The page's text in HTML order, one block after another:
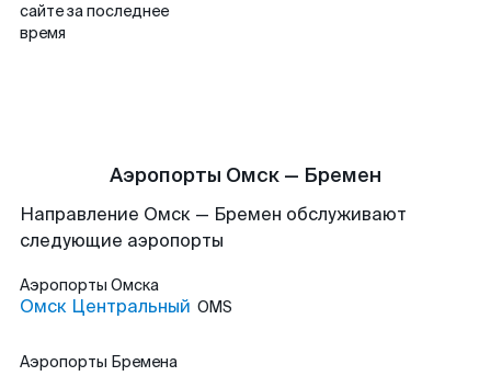
сайте за последнее
время
Аэропорты Омск — Бремен
Направление Омск — Бремен обслуживают
следующие аэропорты
Аэропорты Омска
Омск Центральный OMS
Аэропорты Бремена